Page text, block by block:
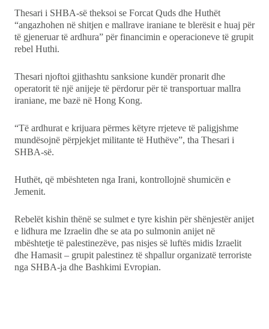
Thesari i SHBA-së theksoi se Forcat Quds dhe Huthët
“angazhohen në shitjen e mallrave iraniane te blerësit e huaj për
të gjeneruar të ardhura” për financimin e operacioneve të grupit
rebel Huthi.
Thesari njoftoi gjithashtu sanksione kundër pronarit dhe
operatorit të një anijeje të përdorur për të transportuar mallra
iraniane, me bazë në Hong Kong.
“Të ardhurat e krijuara përmes këtyre rrjeteve të paligjshme
mundësojnë përpjekjet militante të Huthëve”, tha Thesari i
SHBA-së.
Huthët, që mbështeten nga Irani, kontrollojnë shumicën e
Jemenit.
Rebelët kishin thënë se sulmet e tyre kishin për shënjestër anijet
e lidhura me Izraelin dhe se ata po sulmonin anijet në
mbështetje të palestinezëve, pas nisjes së luftës midis Izraelit
dhe Hamasit – grupit palestinez të shpallur organizatë terroriste
nga SHBA-ja dhe Bashkimi Evropian.